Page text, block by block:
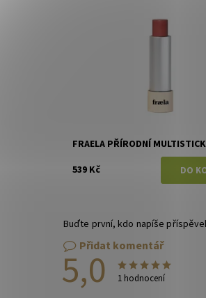
FRAELA PŘÍRODNÍ
539 Kč
Buďte první, kdo napíše
Přidat komentář
5,0 1 hodnocení